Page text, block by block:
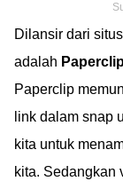
Dilansir dari situs
adalah
Paperclip
link dalam snap
kita untuk
kita. Sedangkan